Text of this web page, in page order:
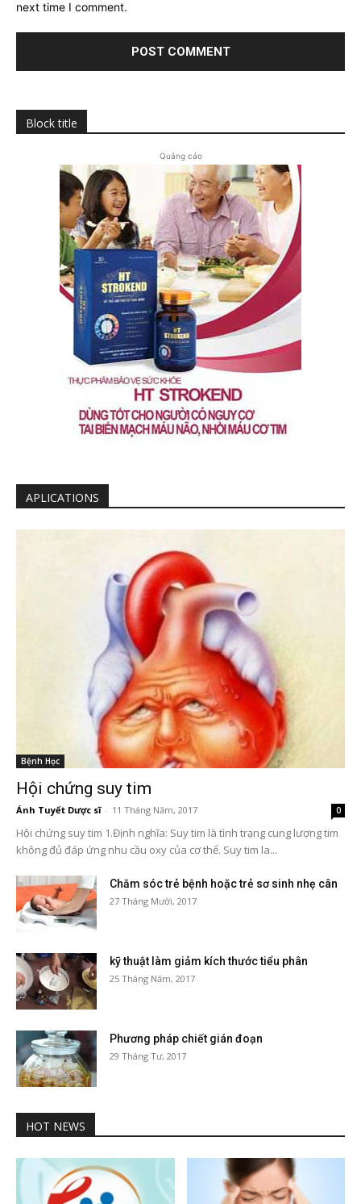
next time I comment.
Block title
Quảng cáo
APLICATIONS
Bệnh Học
Hội chứng suy tim
Ánh Tuyết Dược sĩ - 11 Tháng Năm, 2017 0
Hội chứng suy tim 1.Định nghĩa: Suy tim là tình trạng cung lượng tim
không đủ đáp ứng nhu cầu oxy của cơ thể. Suy tim la...
Chăm sóc trẻ bệnh hoặc trẻ sơ sinh nhẹ cân
27 Tháng Mười, 2017
kỹ thuật làm giảm kích thước tiểu phân
25 Tháng Năm, 2017
Phương pháp chiết gián đoạn
29 Tháng Tư, 2017
HOT NEWS